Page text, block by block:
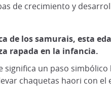
de crecimiento y
de los samurais, esta
rapada en la infancia.
significa un paso simbólico
chaquetas haori con el